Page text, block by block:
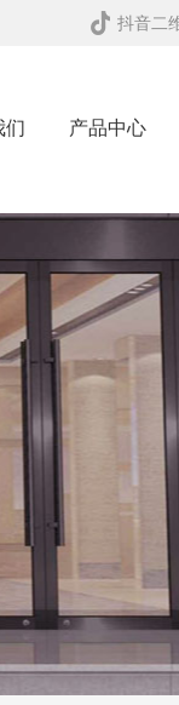
抖音二
们 产品中心